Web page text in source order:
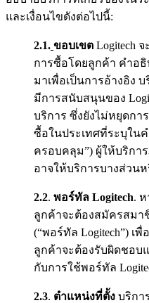
และเงื่อนไขดังต่อไปนี้:
2.1. ขอบเขต Logitech
การซื้อโดยลูกค้า คำอ
มาเพื่อเป็นการอ้างอิง
มีการสนับสนุนของ
บริการ ซึ่งยังไม่หยุดก
ซื้อในประเทศที่ระบุใน
ครอบคลุม”) ผู้ให้บริกา
อาจให้บริการบางส่วน
2.2. พอร์ทัล Logitech.
ลูกค้าจะต้องสมัครสมา
(“พอร์ทัล Logitech”) เ
ลูกค้าจะต้องรับผิดชอบ
กับการใช้พอร์ทัล
2.3. ตำแหน่งที่ตั้ง บริกา